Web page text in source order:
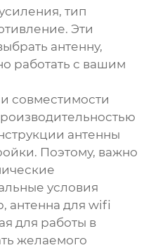
тип
Эти
антенну,
работать с вашим
совместимости
антенны
Поэтому, важно
условия
антенна для wifi
для работы в
желаемого